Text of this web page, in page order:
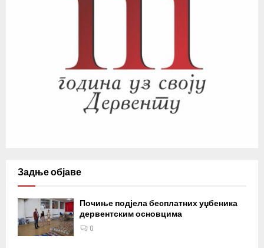
Задње објаве
Почиње подјела бесплатних уџбеника
дервентским основцима
0